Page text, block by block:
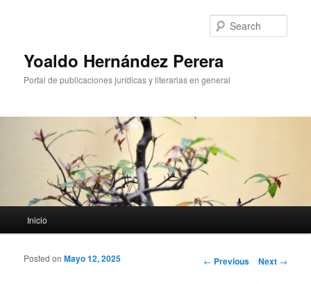
Yoaldo Hernández Perera
Portal de publicaciones jurídicas y literarias en general
Skip to primary content
Skip to secondary content
Inicio
Post navigation
← Previous Next →
Posted onMayo 12, 2025